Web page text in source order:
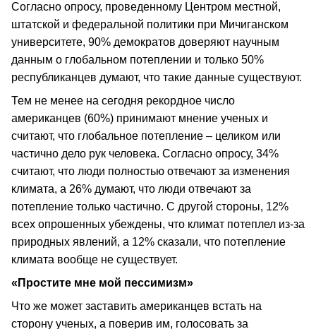
Согласно опросу, проведенному Центром местной,
штатской и федеральной политики при Мичиганском
университете, 90% демократов доверяют научным
данным о глобальном потеплении и только 50%
республиканцев думают, что такие данные существуют.
Тем не менее на сегодня рекордное число
американцев (60%) принимают мнение ученых и
считают, что глобальное потепление – целиком или
частично дело рук человека. Согласно опросу, 34%
считают, что люди полностью отвечают за изменения
климата, а 26% думают, что люди отвечают за
потепление только частично. С другой стороны, 12%
всех опрошенных убеждены, что климат потеплел из-за
природных явлений, а 12% сказали, что потепление
климата вообще не существует.
«Простите мне мой пессимизм»
Что же может заставить американцев встать на
сторону ученых, а поверив им, голосовать за